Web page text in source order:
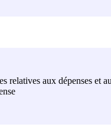
relatives aux dépenses et